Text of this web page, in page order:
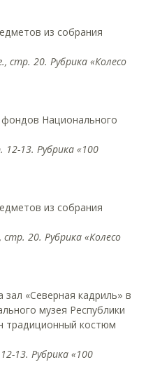
из собрания
стр. 20. Рубрика «Колесо
Национального
13. Рубрика «100
из собрания
20. Рубрика «Колесо
«Северная кадриль» в
музея Республики
традиционный костюм
13. Рубрика «100